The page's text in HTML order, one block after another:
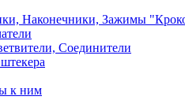
Наконечники, Зажимы
Соединители
к ним